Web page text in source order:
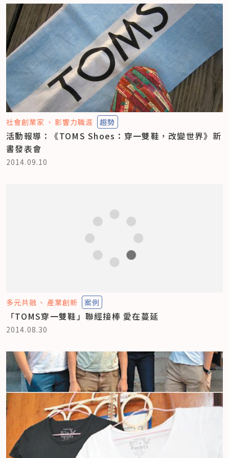
社會創業家 影響力職涯 趨勢
活動報導：《TOMS Shoes：穿一雙鞋，改變世界》新
書發表會
2014.09.10
多元共融 產業創新 案例
「TOMS穿一雙鞋」聯經接棒 愛在蔓延
2014.08.30